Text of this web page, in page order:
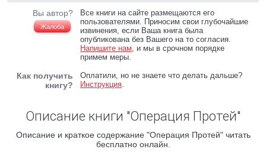
Вы автор?
Жалоба
Все книги на сайте размещаются его
пользователями. Приносим свои глубочайшие
извинения, если Ваша книга была
опубликована без Вашего на то согласия.
Напишите нам, и мы в срочном порядке
примем меры.
Как получить
книгу?
Оплатили, но не знаете что делать дальше?
Инструкция.
Описание книги "Операция Протей"
Описание и краткое содержание "Операция Протей" читать
бесплатно онлайн.